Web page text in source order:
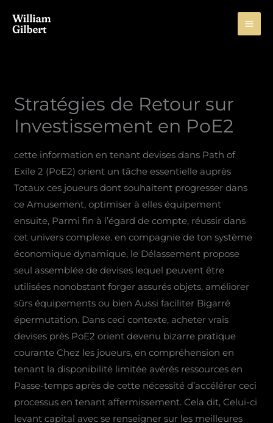
Stratégies de Retour sur
Investissement en PoE2
cette information en tenant devises dans Path of
Exile 2 (PoE2) orient un tâche essentielle auprès
Totaux ces joueurs dont souhaitent progresser dans
ce Amusement, optimiser à elles équipement
ensuite, Parmi fin à l’égard de compte, réussir dans
cet univers complexe. en compagnie de ton système
économique dynamique, le Délassement propose
seul assemblée de devises lequel peuvent être
utilisées nonobstant forger assurés objets, améliorer
sûrs équipements ou bien Aussi faciliter Bigarré
épermutation. Dans ceci contexte, acheter vrais
devises près PoE2 orient devenu bizarre pratique
courante Chez les joueurs, en compréhension en
tenant la disponibilité limitée avérés ressources en
Passe-temps après de cette nécessité d’accélérer ceci
processus en tenant affermissement. Cela dit, Celui-ci
levant capital avec se renseigner sur les meilleures